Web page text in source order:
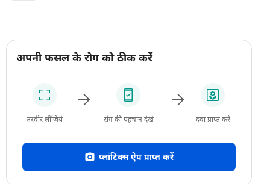
अपनी फसल के रोग को ठीक करें
तस्वीर लीजिये रोग की पहचान देखें दवा प्राप्त करें
प्लांटिक्स ऐप प्राप्त करें